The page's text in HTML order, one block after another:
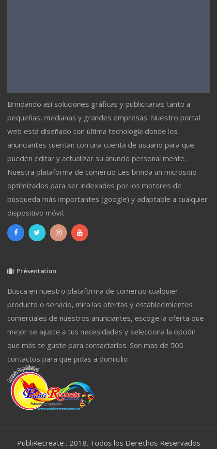
Brindando así soluciones gráficas y publicitarias tanto a
pequeñas, medianas y grandes empresas. Nuestro portal
web está diseñado con última tecnología donde los
anunciantes cuentan con una cuenta de usuario para que
pueden editar y actualizar su anuncio personal mente.
Nuestra plataforma de comercio Les brinda un micrositio
optimizados para ser indexados por los motores de
búsqueda más importantes (google) y adaptable a cualquier
dispositivo móvil.
Présentation
Busca en nuestro plataforma de comercio cualquier
producto o servicio, mira las ofertas y establecimientos
comerciales de nuestros anunciantes, escoge la oferta que
mejor se ajuste a tus necesidades y selecciona la opción
que más te guste para contactarlos. Son mas de 500
contactos para que pidas a domicilio
PubliRecreate . 2018. Todos los Derechos Reservados